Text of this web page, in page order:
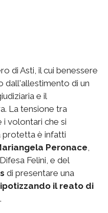
di Asti, il cui benessere
dall'allestimento di un
e il
La tensione tra
i volontari che si
protetta è infatti
Peronace
Felini, e del
di presentare una
il reato di
.